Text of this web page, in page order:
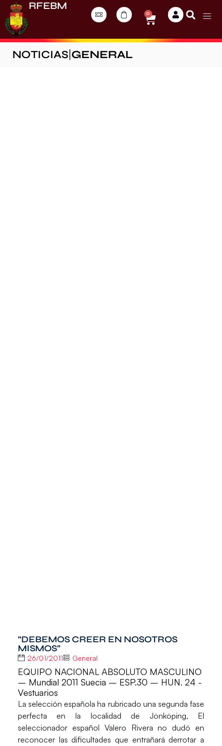
RFEBM
0
NOTICIAS GENERAL
“DEBEMOS CREER EN NOSOTROS
MISMOS”
26/01/2011 General
EQUIPO NACIONAL ABSOLUTO MASCULINO
– Mundial 2011 Suecia – ESP.30 – HUN. 24 -
Vestuarios
La selección española ha rubricado una segunda fase
perfecta en la localidad de Jönköping, El
seleccionador español Valero Rivera no dudó en
reconocer las dificultades que entrañará derrotar a